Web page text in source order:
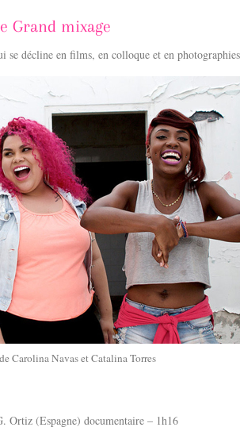
Grand mixage
se décline en films, en colloque et en
Carolina Navas et Catalina Torres
Ortiz (Espagne) documentaire – 1h16